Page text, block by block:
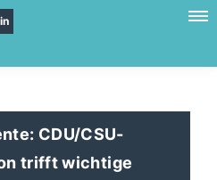
CDU/CSU-
trifft wichtige